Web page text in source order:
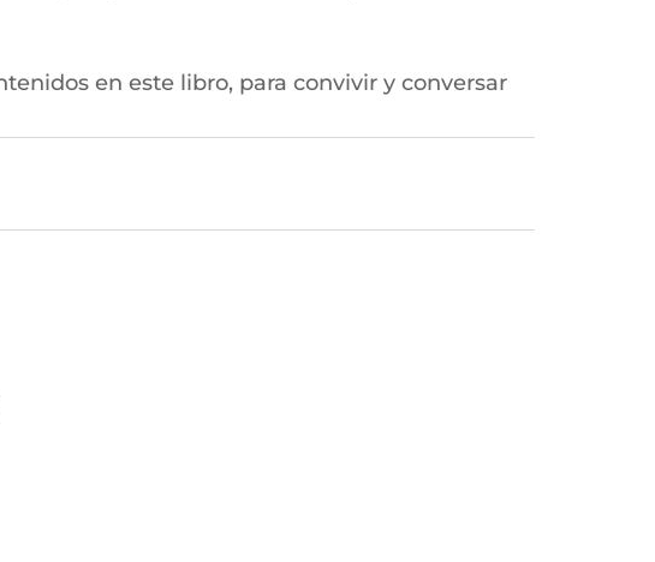
en este libro, para convivir y conversar